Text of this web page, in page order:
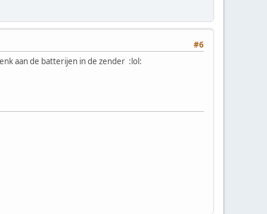
#6
aan de batterijen in de zender :lol: